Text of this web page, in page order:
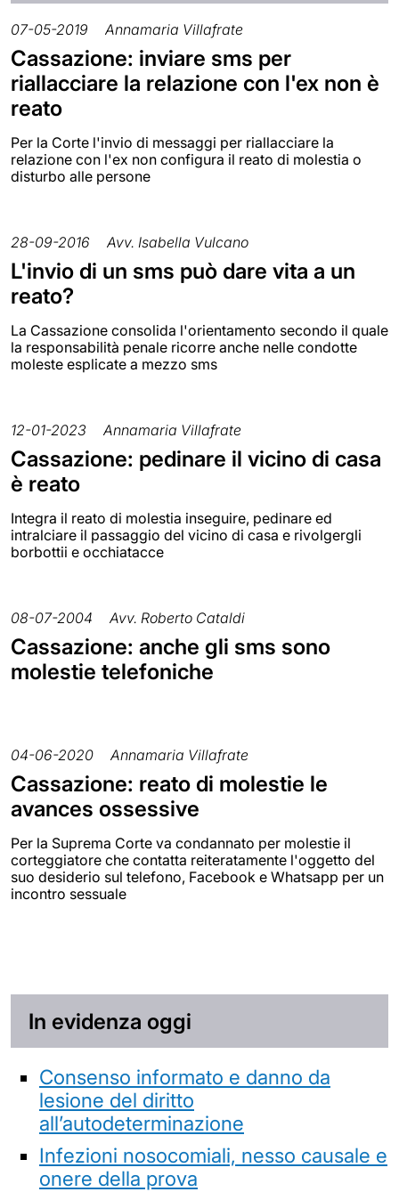
07-05-2019 Annamaria Villafrate
Cassazione: inviare sms per
riallacciare la relazione con l'ex non è
reato
Per la Corte l'invio di messaggi per riallacciare la
relazione con l'ex non configura il reato di molestia o
disturbo alle persone
28-09-2016 Avv. Isabella Vulcano
L'invio di un sms può dare vita a un
reato?
La Cassazione consolida l'orientamento secondo il quale
la responsabilità penale ricorre anche nelle condotte
moleste esplicate a mezzo sms
12-01-2023 Annamaria Villafrate
Cassazione: pedinare il vicino di casa
è reato
Integra il reato di molestia inseguire, pedinare ed
intralciare il passaggio del vicino di casa e rivolgergli
borbottii e occhiatacce
08-07-2004 Avv. Roberto Cataldi
Cassazione: anche gli sms sono
molestie telefoniche
04-06-2020 Annamaria Villafrate
Cassazione: reato di molestie le
avances ossessive
Per la Suprema Corte va condannato per molestie il
corteggiatore che contatta reiteratamente l'oggetto del
suo desiderio sul telefono, Facebook e Whatsapp per un
incontro sessuale
In evidenza oggi
Consenso informato e danno da
lesione del diritto
all’autodeterminazione
Infezioni nosocomiali, nesso causale e
onere della prova